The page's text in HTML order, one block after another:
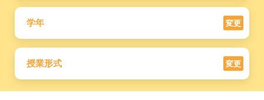
学年 変更
授業形式 変更